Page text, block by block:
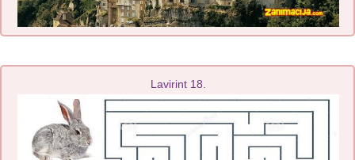
Lavirint 18.